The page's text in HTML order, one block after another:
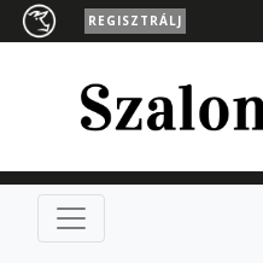
REGISZTRÁLJ